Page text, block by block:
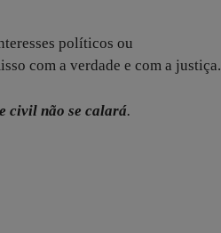
políticos ou
com a verdade e com a justiça.
civil não se calará.